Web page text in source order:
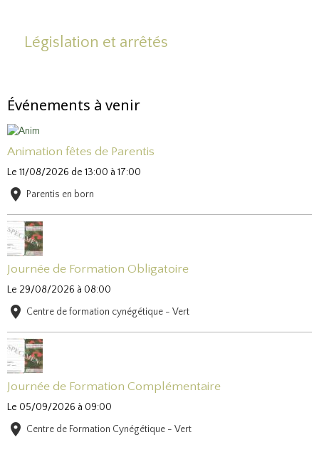
Législation et arrêtés
Événements à venir
Animation fêtes de Parentis
Le 11/08/2026 de 13:00 à 17:00
Parentis en born
Journée de Formation Obligatoire
Le 29/08/2026 à 08:00
Centre de formation cynégétique - Vert
Journée de Formation Complémentaire
Le 05/09/2026 à 09:00
Centre de Formation Cynégétique - Vert